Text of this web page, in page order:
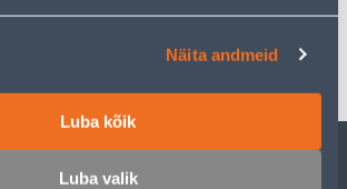
Näita andmeid
Luba kõik
Luba valik